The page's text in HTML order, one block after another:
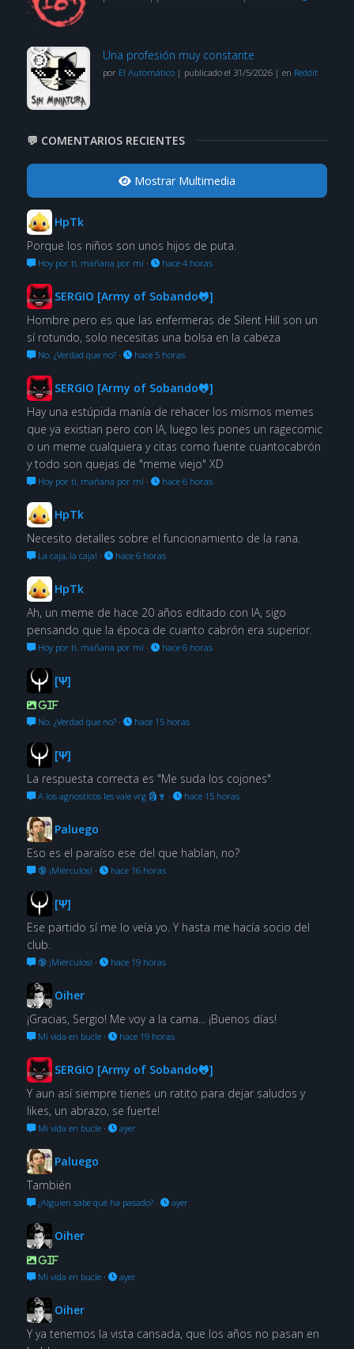
Una profesión muy constante
por El Automático| publicado el 31/5/2026| en Reddit
💬 COMENTARIOS RECIENTES
Mostrar Multimedia
HpTk
Porque los niños son unos hijos de puta.
Hoy por ti, mañana por mí· hace 4 horas
SERGIO [Army of Sobando🐸]
Hombre pero es que las enfermeras de Silent Hill son un
sí rotundo, solo necesitas una bolsa en la cabeza
No. ¿Verdad que no?· hace 5 horas
SERGIO [Army of Sobando🐸]
Hay una estúpida manía de rehacer los mismos memes
que ya existian pero con IA, luego les pones un ragecomic
o un meme cualquiera y citas como fuente cuantocabrón
y todo son quejas de "meme viejo" XD
Hoy por ti, mañana por mí· hace 6 horas
HpTk
Necesito detalles sobre el funcionamiento de la rana.
La caja, la caja! · hace 6 horas
HpTk
Ah, un meme de hace 20 años editado con IA, sigo
pensando que la época de cuanto cabrón era superior.
Hoy por ti, mañana por mí· hace 6 horas
[Ψ]
GIF
No. ¿Verdad que no?· hace 15 horas
[Ψ]
La respuesta correcta es "Me suda los cojones"
A los agnosticos les vale vrg 🗿🍷 · hace 15 horas
Paluego
Eso es el paraíso ese del que hablan, no?
🔞 ¡Miérculos! · hace 16 horas
[Ψ]
Ese partido sí me lo veía yo. Y hasta me hacía socio del
club.
🔞 ¡Miérculos! · hace 19 horas
Oiher
¡Gracias, Sergio! Me voy a la cama... ¡Buenos días!
Mi vida en bucle· hace 19 horas
SERGIO [Army of Sobando🐸]
Y aun así siempre tienes un ratito para dejar saludos y
likes, un abrazo, se fuerte!
Mi vida en bucle· ayer
Paluego
También
¿Alguien sabe qué ha pasado?· ayer
Oiher
GIF
Mi vida en bucle· ayer
Oiher
Y ya tenemos la vista cansada, que los años no pasan en